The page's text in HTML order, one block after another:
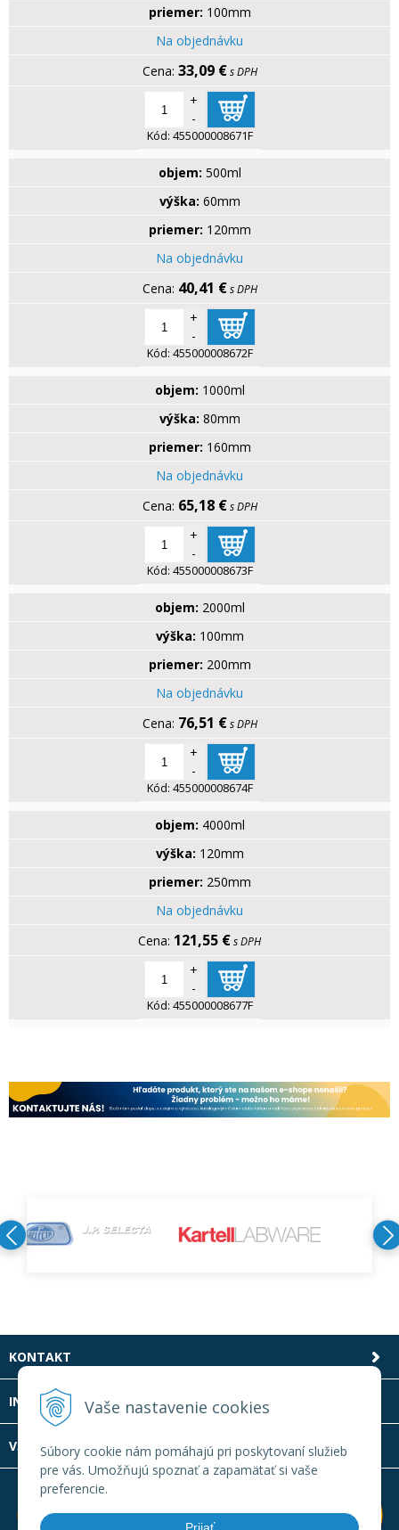
Vaše nastavenie cookies
Súbory cookie nám pomáhajú pri poskytovaní služieb
pre vás. Umožňujú spoznať a zapamätať si vaše
preferencie.
priemer: 100mm
Na objednávku
33,09 € s DPH
+
-
Kód: 455000008671F
objem: 500ml
výška: 60mm
priemer: 120mm
Na objednávku
40,41 € s DPH
+
-
Kód: 455000008672F
objem: 1000ml
výška: 80mm
priemer: 160mm
Na objednávku
65,18 € s DPH
+
-
Kód: 455000008673F
objem: 2000ml
výška: 100mm
priemer: 200mm
Na objednávku
76,51 € s DPH
+
-
Kód: 455000008674F
objem: 4000ml
výška: 120mm
priemer: 250mm
Na objednávku
121,55 €s DPH
+
-
Kód: 455000008677F
KONTAKT
INFOLINKA
VŠETKO O NÁKUPE